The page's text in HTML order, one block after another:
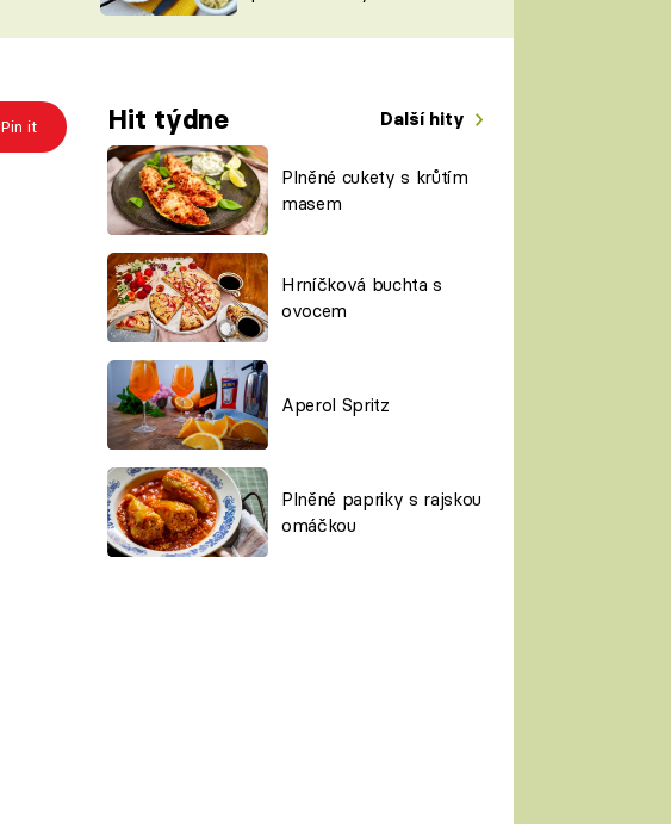
ŠÉFREDAKTORKY
ČASOPIS
Pin it Hit týdne Další hity
Plněné cukety s krůtím
masem
Hrníčková buchta s
ovocem
Aperol Spritz
Plněné papriky s rajskou
omáčkou